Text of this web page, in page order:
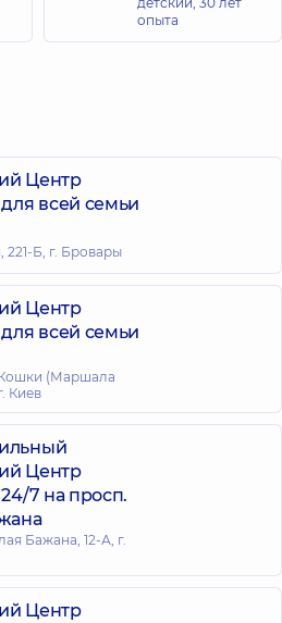
опыта
Центр
всей семьи
221-Б, г. Бровары
Центр
всей семьи
(Маршала
Киев
Центр
7 на просп.
Бажана, 12-А, г.
Центр